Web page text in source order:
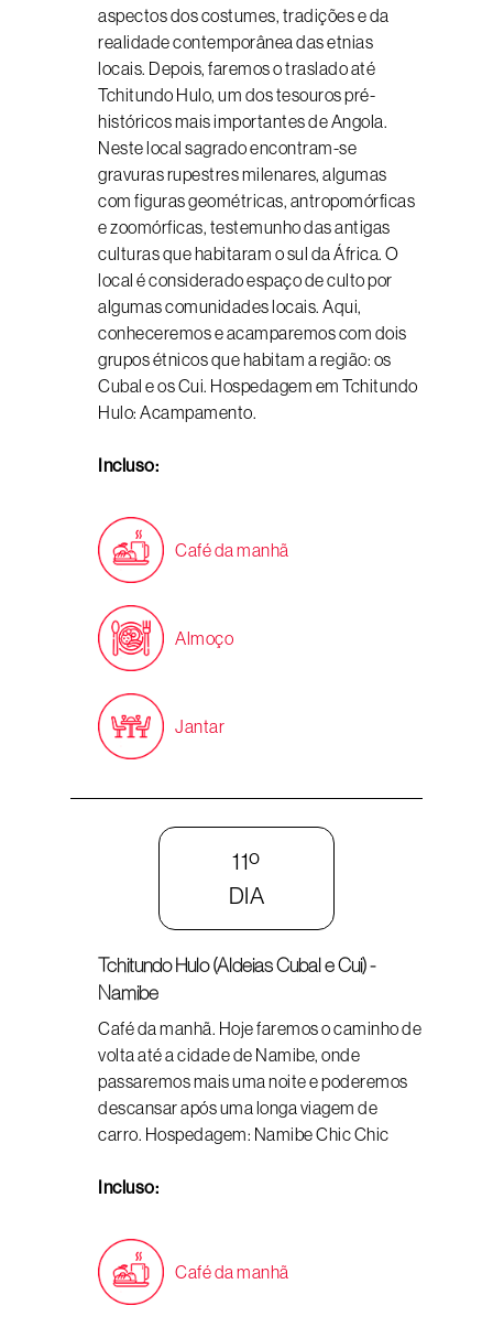
aspectos dos costumes, tradições e da
realidade contemporânea das etnias
locais. Depois, faremos o traslado até
Tchitundo Hulo, um dos tesouros pré-
históricos mais importantes de Angola.
Neste local sagrado encontram-se
gravuras rupestres milenares, algumas
com figuras geométricas, antropomórficas
e zoomórficas, testemunho das antigas
culturas que habitaram o sul da África. O
local é considerado espaço de culto por
algumas comunidades locais. Aqui,
conheceremos e acamparemos com dois
grupos étnicos que habitam a região: os
Cubal e os Cui. Hospedagem em Tchitundo
Hulo: Acampamento.
Incluso:
Café da manhã
Almoço
Jantar
11º
DIA
Tchitundo Hulo (Aldeias Cubal e Cui) -
Namibe
Café da manhã. Hoje faremos o caminho de
volta até a cidade de Namibe, onde
passaremos mais uma noite e poderemos
descansar após uma longa viagem de
carro. Hospedagem: Namibe Chic Chic
Incluso:
Café da manhã